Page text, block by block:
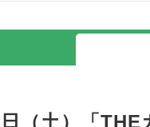
（土）「THE